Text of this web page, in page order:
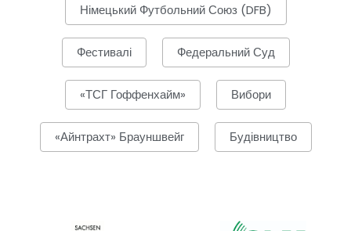
Німецький Футбольний Союз (DFB)
Фестивалі Федеральний Суд
«ТСГ Гоффенхайм» Вибори
«Айнтрахт» Брауншвейг Будівництво